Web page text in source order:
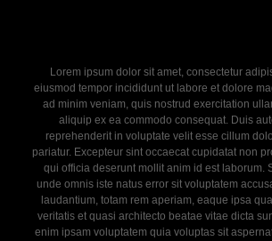
Lorem ipsum dolor sit amet, consectetur
eiusmod tempor incididunt ut labore et dolore
ad minim veniam, quis nostrud exercitation
aliquip ex ea commodo consequat. Duis
reprehenderit in voluptate velit esse cillum
pariatur. Excepteur sint occaecat cupidatat non
qui officia deserunt mollit anim id est laborum.
unde omnis iste natus error sit voluptatem
laudantium, totam rem aperiam, eaque ipsa
veritatis et quasi architecto beatae vitae dicta
enim ipsam voluptatem quia voluptas sit